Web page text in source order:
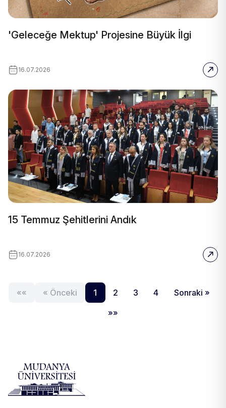
'Geleceğe Mektup' Projesine Büyük İlgi
16.07.2026
15 Temmuz Şehitlerini Andık
16.07.2026
«« « Önceki 1 2 3 4
Sonraki »
»»